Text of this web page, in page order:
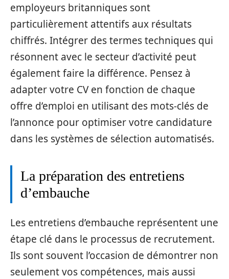
employeurs britanniques sont
particulièrement attentifs aux résultats
chiffrés. Intégrer des termes techniques qui
résonnent avec le secteur d’activité peut
également faire la différence. Pensez à
adapter votre CV en fonction de chaque
offre d’emploi en utilisant des mots-clés de
l’annonce pour optimiser votre candidature
dans les systèmes de sélection automatisés.
La préparation des entretiens
d’embauche
Les entretiens d’embauche représentent une
étape clé dans le processus de recrutement.
Ils sont souvent l’occasion de démontrer non
seulement vos compétences, mais aussi